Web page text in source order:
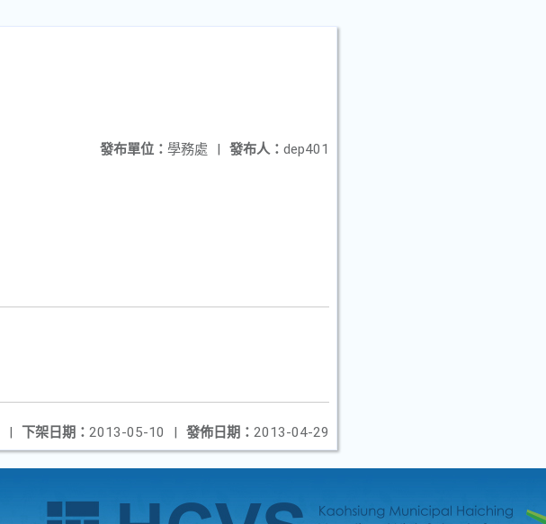
發布人： dep401
發布單位： 學務處 |
發佈日期： 2013-04-29
下架日期： 2013-05-10 |
|